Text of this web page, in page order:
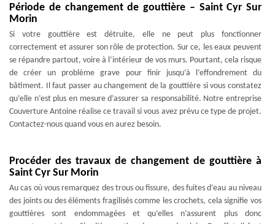
Période de changement de gouttière – Saint Cyr Sur
Morin
Si votre gouttière est détruite, elle ne peut plus fonctionner
correctement et assurer son rôle de protection. Sur ce, les eaux peuvent
se répandre partout, voire à l’intérieur de vos murs. Pourtant, cela risque
de créer un problème grave pour finir jusqu’à l’effondrement du
bâtiment. Il faut passer au changement de la gouttière si vous constatez
qu’elle n’est plus en mesure d’assurer sa responsabilité. Notre entreprise
Couverture Antoine réalise ce travail si vous avez prévu ce type de projet.
Contactez-nous quand vous en aurez besoin.
Procéder des travaux de changement de gouttière à
Saint Cyr Sur Morin
Au cas où vous remarquez des trous ou fissure, des fuites d’eau au niveau
des joints ou des éléments fragilisés comme les crochets, cela signifie vos
gouttières sont endommagées et qu’elles n’assurent plus donc